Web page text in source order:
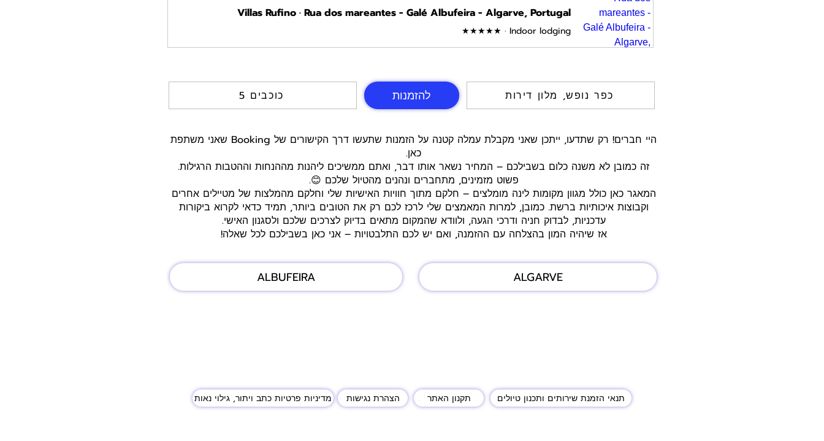
Villas Rufino · Rua dos mareantes - Galé Albufeira - Algarve, Portugal
★★★★★ · Indoor lodging
כפר נופש, מלון דירות להזמנות 5 כוכבים
היי חברים! רק שתדעו, ייתכן שאני מקבלת עמלה קטנה על הזמנות שתעשו דרך הקישורים של Booking שאני משתפת
כאן.
זה כמובן לא משנה כלום בשבילכם – המחיר נשאר אותו דבר, ואתם ממשיכים ליהנות מההנחות וההטבות הרגילות.
פשוט מזמינים, מתחברים ונהנים מהטיול שלכם 😊.
המאגר כאן כולל מגוון מקומות לינה מומלצים – חלקם מתוך חוויות האישיות שלי וחלקם מהמלצות של מטיילים אחרים
וקבוצות איכותיות ברשת. כמובן, למרות המאמצים שלי לרכז לכם רק את הטובים ביותר, תמיד כדאי לקרוא ביקורות
עדכניות, לבדוק חניה ודרכי הגעה, ולוודא שהמקום מתאים בדיוק לצרכים שלכם ולסגנון האישי.
אז שיהיה המון בהצלחה עם ההזמנה, ואם יש לכם התלבטויות – אני כאן בשבילכם לכל שאלה!
ALGARVE
ALBUFEIRA
תנאי הזמנת שירותים ותכנון טיולים תקנון האתר הצהרת נגישות מדיניות פרטיות כתב ויתור, גילוי נאות